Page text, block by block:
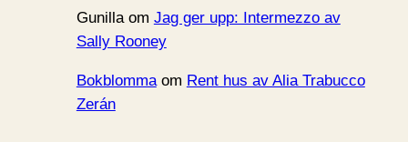
Gunillaom Jag ger upp: Intermezzo av
Sally Rooney
Bokblommaom Rent hus av Alia Trabucco
Zerán